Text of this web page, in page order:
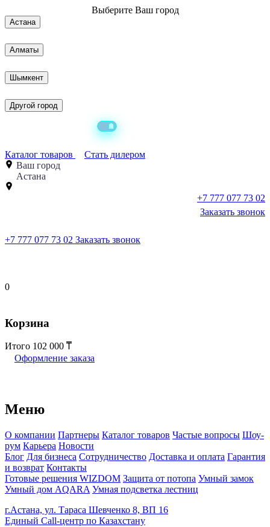
Выберите Ваш город
Астана
Алматы
Шымкент
Другой город
Каталог товаров
Стать дилером
Ваш город
Астана
+7 777 077 73 02
Заказать звонок
+7 777 077 73 02 Заказать звонок
0
Корзина
Итого 102 000
Оформление заказа
Меню
О компании Партнеры Каталог товаров Частые вопросы Шоу-
рум Карьера Новости
Блог Для бизнеса Сотрудничество Доставка и оплата Гарантия
и возврат Контакты
Готовые решения WIZDOM Защита от потопа Умный замок
Умный дом AQARA Умная подсветка лестниц
г.Астана, ул. Тараса Шевченко 8, ВП 16
Единый Call-центр по Казахстану